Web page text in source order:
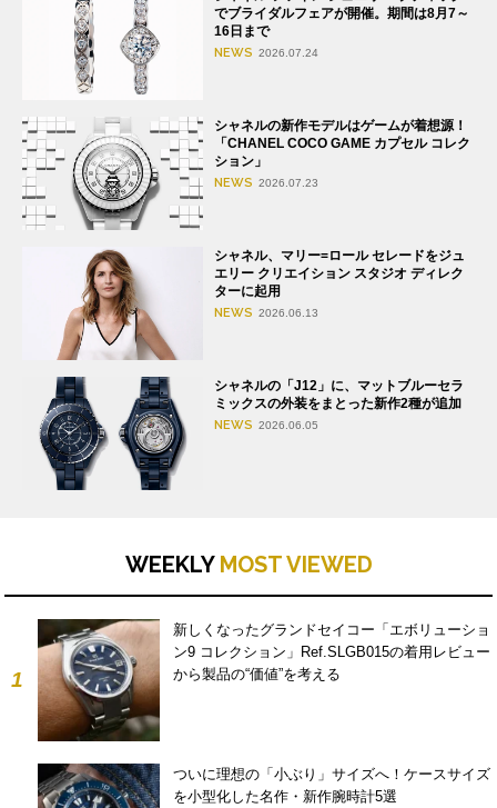
でブライダルフェアが開催。期間は8月7～
16日まで
NEWS 2026.07.24
シャネルの新作モデルはゲームが着想源！
「CHANEL COCO GAME カプセル コレク
ション」
NEWS 2026.07.23
シャネル、マリー=ロール セレードをジュ
エリー クリエイション スタジオ ディレク
ターに起用
NEWS 2026.06.13
シャネルの「J12」に、マットブルーセラ
ミックスの外装をまとった新作2種が追加
NEWS 2026.06.05
WEEKLY MOST VIEWED
1
新しくなったグランドセイコー「エボリューショ
ン9 コレクション」Ref.SLGB015の着用レビュー
から製品の“価値”を考える
ついに理想の「小ぶり」サイズへ！ケースサイズ
を小型化した名作・新作腕時計5選